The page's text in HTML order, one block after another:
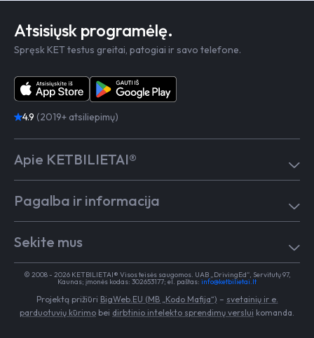
Atsisiųsk programėlę.
Spręsk KET testus greitai, patogiai ir savo telefone.
4.9 (2019+ atsiliepimų)
Apie KETBILIETAI®
Kaip mokytis
Testai
Test in English
Kontaktai
Vairavimo mokykloms
Apie KETBILIETAI®
Pagalba ir informacija
Dažniausiai užduodami klausimai
Egzaminai Regitroje
Medicininė pažyma
Naujienos
Sekite mus
TikTok
Facebook
Instagram
© 2008 - 2026 KETBILIETAI® Visos teisės saugomos. UAB „DrivingEd“, Servitutų 97,
Kaunas; įmonės kodas: 302653177; el. paštas: info@ketbilietai.lt
Projektą prižiūri BigWeb.EU (MB „Kodo Mafija“) – svetainių ir e.
parduotuvių kūrimo bei dirbtinio intelekto sprendimų verslui komanda.